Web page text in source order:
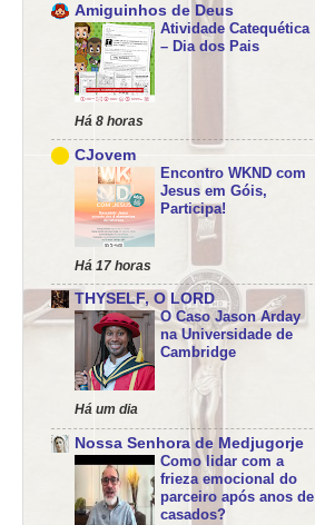
Amiguinhos de Deus
Atividade Catequética
– Dia dos Pais
Há 8 horas
CJovem
Encontro WKND com
Jesus em Góis,
Participa!
Há 17 horas
THYSELF, O LORD
O Caso Jason Arday
na Universidade de
Cambridge
Há um dia
Nossa Senhora de Medjugorje
Como lidar com a
frieza emocional do
parceiro após anos de
casados?